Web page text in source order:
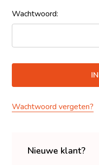
Wachtwoord:
Wachtwoord vergeten?
Nieuwe klant?